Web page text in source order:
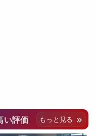
い評価 もっと見る